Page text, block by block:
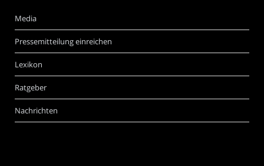
Media
Pressemitteilung einreichen
Lexikon
Ratgeber
Nachrichten